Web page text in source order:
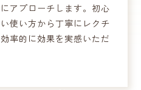
アプローチします。初心
使い方から丁寧にレクチ
率的に効果を実感いただ